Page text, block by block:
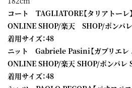
コート TAGLIATORE【タリアトーレ】
ONLINE SHOP/楽天 SHOP/ポンパ
着用サイズ：48
ニット Gabriele Pasini【ガブリエレ
ONLINE SHOP/楽天 SHOP/ポンパレ
着用サイズ：48